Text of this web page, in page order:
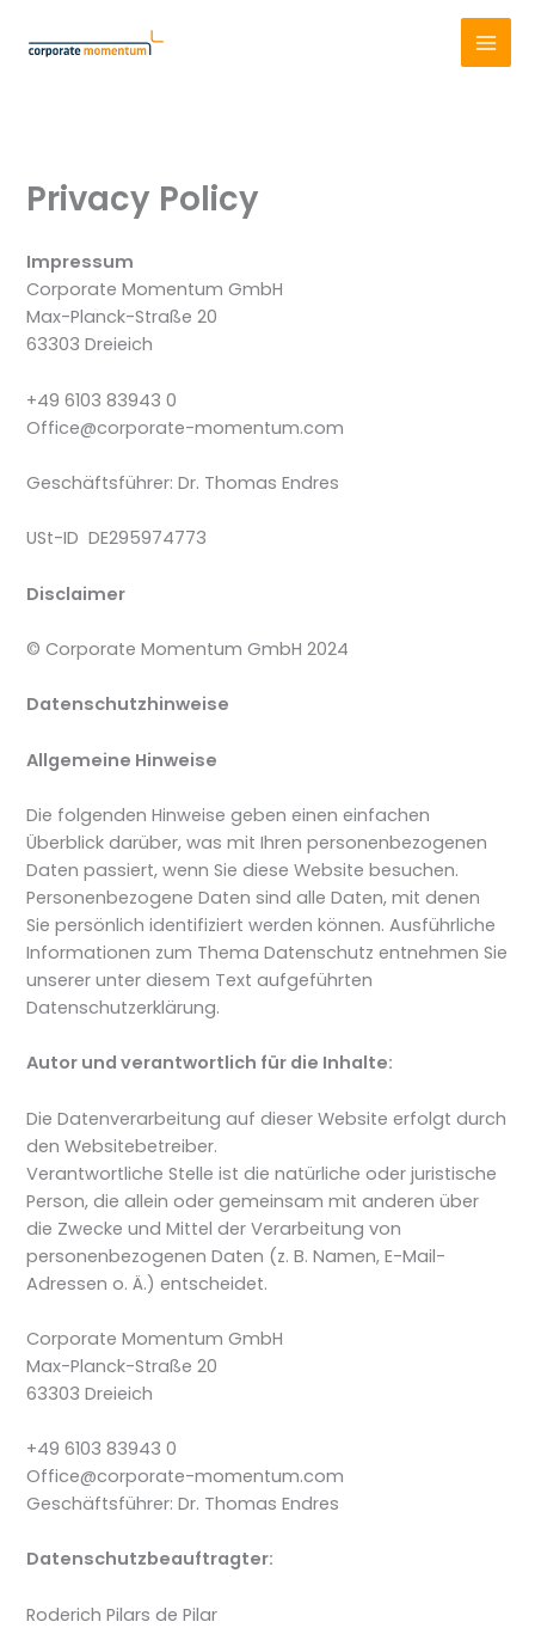
Privacy Policy
Impressum
Corporate Momentum GmbH
Max-Planck-Straße 20
63303 Dreieich
+49 6103 83943 0
Office@corporate-momentum.com
Geschäftsführer: Dr. Thomas Endres
USt-ID DE295974773
Disclaimer
© Corporate Momentum GmbH 2024
Datenschutzhinweise
Allgemeine Hinweise
Die folgenden Hinweise geben einen einfachen
Überblick darüber, was mit Ihren personenbezogenen
Daten passiert, wenn Sie diese Website besuchen.
Personenbezogene Daten sind alle Daten, mit denen
Sie persönlich identifiziert werden können. Ausführliche
Informationen zum Thema Datenschutz entnehmen Sie
unserer unter diesem Text aufgeführten
Datenschutzerklärung.
Autor und verantwortlich für die Inhalte:
Die Datenverarbeitung auf dieser Website erfolgt durch
den Websitebetreiber.
Verantwortliche Stelle ist die natürliche oder juristische
Person, die allein oder gemeinsam mit anderen über
die Zwecke und Mittel der Verarbeitung von
personenbezogenen Daten (z. B. Namen, E-Mail-
Adressen o. Ä.) entscheidet.
Corporate Momentum GmbH
Max-Planck-Straße 20
63303 Dreieich
+49 6103 83943 0
Office@corporate-momentum.com
Geschäftsführer: Dr. Thomas Endres
Datenschutzbeauftragter:
Roderich Pilars de Pilar